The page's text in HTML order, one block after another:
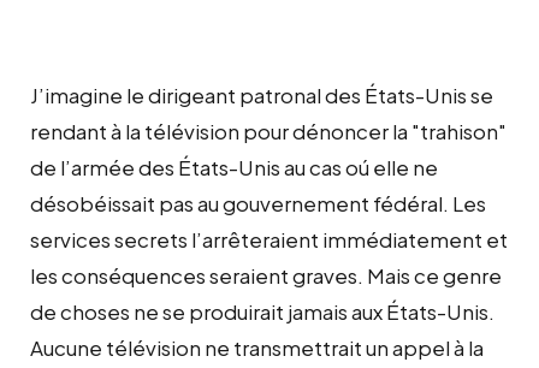
J’imagine le dirigeant patronal des États-Unis se
rendant à la télévision pour dénoncer la "trahison"
de l’armée des États-Unis au cas oú elle ne
désobéissait pas au gouvernement fédéral. Les
services secrets l’arrêteraient immédiatement et
les conséquences seraient graves. Mais ce genre
de choses ne se produirait jamais aux États-Unis.
Aucune télévision ne transmettrait un appel à la